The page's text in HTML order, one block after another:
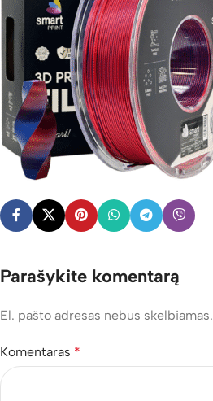
Parašykite komentarą
El. pašto adresas nebus skelbiamas.
Komentaras *